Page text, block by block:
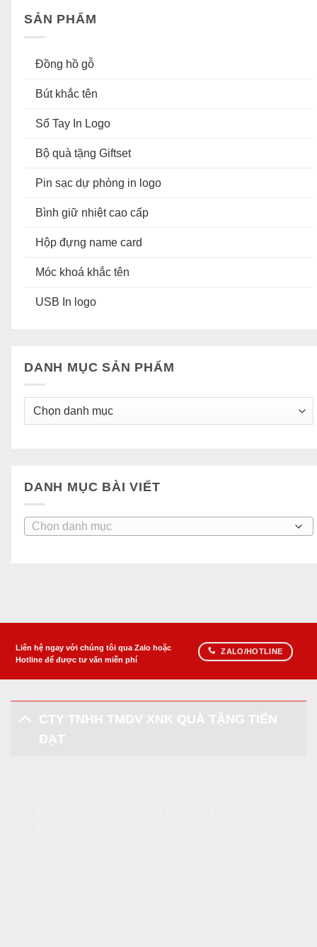
SẢN PHẨM
Đồng hồ gỗ
Bút khắc tên
Sổ Tay In Logo
Bộ quà tặng Giftset
Pin sạc dự phòng in logo
Bình giữ nhiệt cao cấp
Hộp đựng name card
Móc khoá khắc tên
USB In logo
DANH MỤC SẢN PHẨM
DANH MỤC BÀI VIẾT
Danh
Liên hệ ngay với chúng tôi qua Zalo hoặc
Hotline để được tư vấn miễn phí
ZALO/HOTLINE
CTY TNHH TMDV XNK QUÀ TẶNG TIẾN
ĐẠT